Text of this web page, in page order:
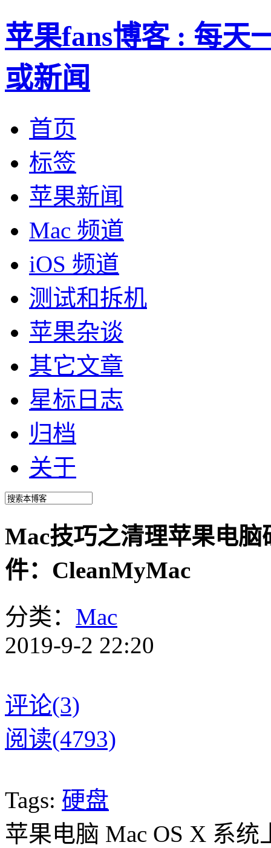
苹果fans博客 : 每天
或新闻
首页
标签
苹果新闻
Mac 频道
iOS 频道
测试和拆机
苹果杂谈
其它文章
星标日志
归档
关于
Mac技巧之清理苹果电
件：CleanMyMac
分类： Mac
2019-9-2 22:20
评论(3)
阅读(4793)
Tags: 硬盘
苹果电脑 Mac OS X 系